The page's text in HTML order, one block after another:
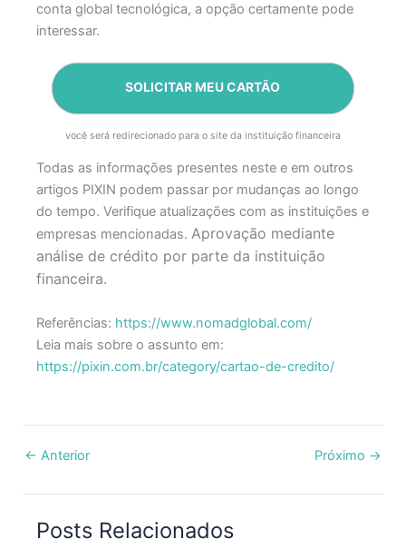
conta global tecnológica, a opção certamente pode
interessar.
SOLICITAR MEU CARTÃO
você será redirecionado para o site da instituição financeira
Todas as informações presentes neste e em outros
artigos PIXIN podem passar por mudanças ao longo
do tempo. Verifique atualizações com as instituições e
empresas mencionadas. Aprovação mediante
análise de crédito por parte da instituição
financeira.
Referências: https://www.nomadglobal.com/
Leia mais sobre o assunto em:
https://pixin.com.br/category/cartao-de-credito/
← Anterior Próximo →
Posts Relacionados